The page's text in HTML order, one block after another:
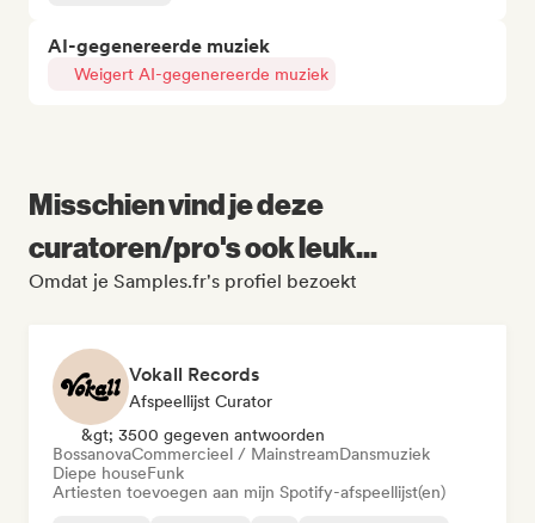
AI-gegenereerde muziek
Weigert AI-gegenereerde muziek
Misschien vind je deze
curatoren/pro's ook leuk...
Omdat je Samples.fr's profiel bezoekt
Vokall Records
Afspeellijst Curator
&gt; 3500 gegeven antwoorden
BossanovaCommercieel / MainstreamDansmuziek
Diepe houseFunk
Artiesten toevoegen aan mijn Spotify-afspeellijst(en)